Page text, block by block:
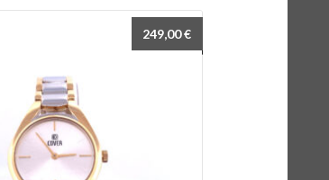
249,00€